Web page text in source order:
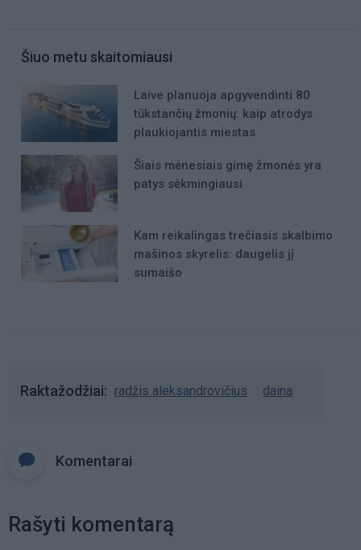
Šiuo metu skaitomiausi
Laive planuoja apgyvendinti 80
tūkstančių žmonių: kaip atrodys
plaukiojantis miestas
Šiais mėnesiais gimę žmonės yra
patys sėkmingiausi
Kam reikalingas trečiasis skalbimo
mašinos skyrelis: daugelis jį
sumaišo
Raktažodžiai radžis aleksandrovičius daina
Komentarai
Rašyti komentarą